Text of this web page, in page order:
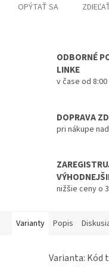
OPÝTAŤ SA
ODBORNÉ
LINKE
v čase od 8:00
DOPRAVA
pri nákupe
nižšie ceny o
Varianty Popis
Varianta: Kód